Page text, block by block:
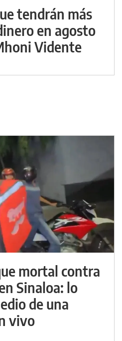
tendrán más
en agosto
Vidente
mortal contra
Sinaloa: lo
de una
vivo